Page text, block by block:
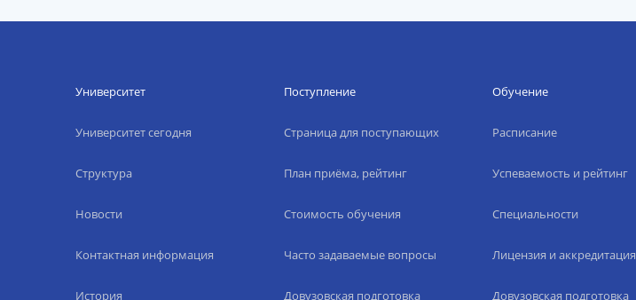
Университет
Университет сегодня
Структура
Новости
Контактная информация
История
Поступление
Страница для поступающих
План приёма, рейтинг
Стоимость обучения
Часто задаваемые вопросы
Довузовская подготовка
Обучение
Расписание
Успеваемость и рейтинг
Специальности
Лицензия и аккредитация
Довузовская подготовка